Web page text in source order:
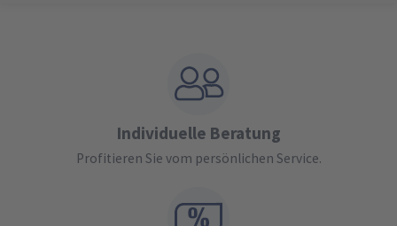
Individuelle Beratung
Profitieren Sie vom persönlichen Service.